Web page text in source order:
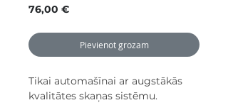
76,00 €Cena
Pievienot grozam
Tikai automašīnai ar augstākās
kvalitātes skaņas sistēmu.